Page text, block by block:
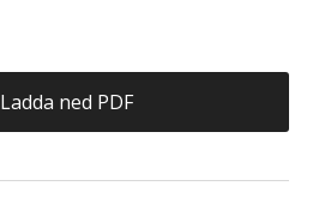
Ladda ned PDF